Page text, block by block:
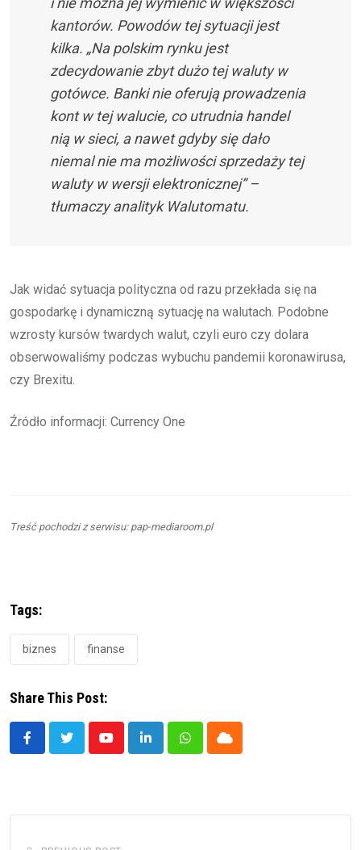
kantorów. Powodów tej sytuacji jest
kilka. „Na polskim rynku jest
zdecydowanie zbyt dużo tej waluty w
gotówce. Banki nie oferują prowadzenia
kont w tej walucie, co utrudnia handel
nią w sieci, a nawet gdyby się dało
niemal nie ma możliwości sprzedaży tej
waluty w wersji elektronicznej” –
tłumaczy analityk Walutomatu.
Jak widać sytuacja polityczna od razu przekłada się na
gospodarkę i dynamiczną sytuację na walutach. Podobne
wzrosty kursów twardych walut, czyli euro czy dolara
obserwowaliśmy podczas wybuchu pandemii koronawirusa,
czy Brexitu.
Źródło informacji: Currency One
Treść pochodzi z serwisu: pap-mediaroom.pl
Tags:
biznes finanse
Share This Post:
YoutubeLinkedInWhatsappCloud